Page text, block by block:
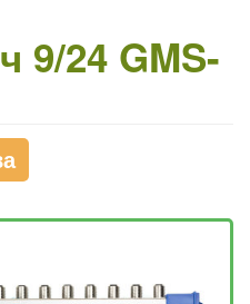
9/24 GMS-